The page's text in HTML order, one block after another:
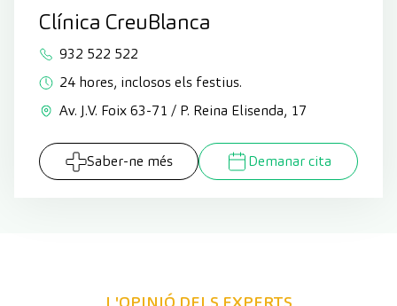
Clínica CreuBlanca
932 522 522
24 hores, inclosos els festius.
Av. J.V. Foix 63-71 / P. Reina Elisenda, 17
Saber-ne més Demanar cita